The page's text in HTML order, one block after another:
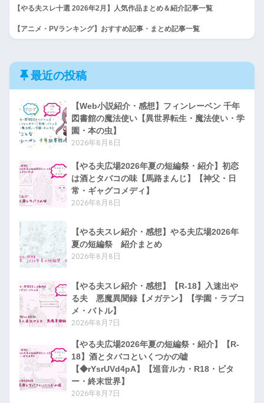
【やる夫スレ十選 2026年2月】人気作品まとめ＆紹介記事一覧
【アニメ・PVランキング】おすすめ記事・まとめ記事一覧
最近の投稿
【Web小説紹介・感想】フィンレーベン 千年
図書館の魔法使い【異世界転生・魔法使い・学
園・本の虫】
2026年8月8日
【やる夫広場2026年夏の短編祭・紹介】初恋
は酒とタバコの味【馬路まんじ】【神父・日
常・ギャグコメディ】
2026年8月8日
【やる夫スレ紹介・感想】やる夫広場2026年
夏の短編祭 紹介まとめ
2026年8月8日
【やる夫スレ紹介・感想】【R-18】入速出や
る夫 悪魔異聞録【メガテン】【学園・ラブコ
メ・バトル】
2026年8月7日
【やる夫広場2026年夏の短編祭・紹介】【R-
18】酒とタバコといくつかの嘘
【◆rYsrUVd4pA】【巡音ルカ・R18・ビタ
ー・終末世界】
2026年8月7日